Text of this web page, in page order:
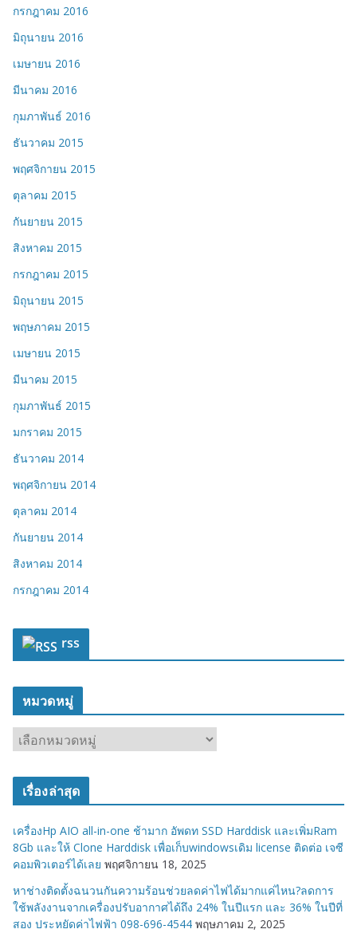
กรกฎาคม 2016
มิถุนายน 2016
เมษายน 2016
มีนาคม 2016
กุมภาพันธ์ 2016
ธันวาคม 2015
พฤศจิกายน 2015
ตุลาคม 2015
กันยายน 2015
สิงหาคม 2015
กรกฎาคม 2015
มิถุนายน 2015
พฤษภาคม 2015
เมษายน 2015
มีนาคม 2015
กุมภาพันธ์ 2015
มกราคม 2015
ธันวาคม 2014
พฤศจิกายน 2014
ตุลาคม 2014
กันยายน 2014
สิงหาคม 2014
กรกฎาคม 2014
rss
หมวดหมู่
ว
มู่
เรื่องล่าสุด
เครื่องHp AIO all-in-one ช้ามาก อัพดท SSD Harddisk และเพิ่มRam
8Gb และให้ Clone Harddisk เพื่อเก็บwindowsเดิม license ติดต่อ เจซี
คอมพิวเตอร์ได้เลย พฤศจิกายน 18, 2025
หาช่างติดตั้งฉนวนกันความร้อนช่วยลดค่าไฟได้มากแค่ไหน?ลดการ
ใช้พลังงานจากเครื่องปรับอากาศได้ถึง 24% ในปีแรก และ 36% ในปีที่
สอง ประหยัดค่าไฟฟ้า 098-696-4544 พฤษภาคม 2, 2025